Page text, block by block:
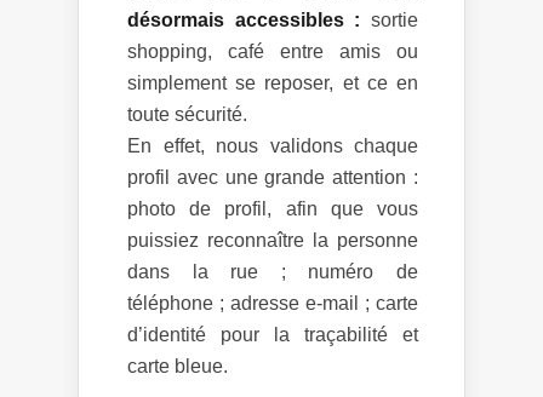
désormais accessibles : sortie
shopping, café entre amis ou
simplement se reposer, et ce en
toute sécurité.
En effet, nous validons chaque
profil avec une grande attention :
photo de profil, afin que vous
puissiez reconnaître la personne
dans la rue ; numéro de
téléphone ; adresse e-mail ; carte
d’identité pour la traçabilité et
carte bleue.